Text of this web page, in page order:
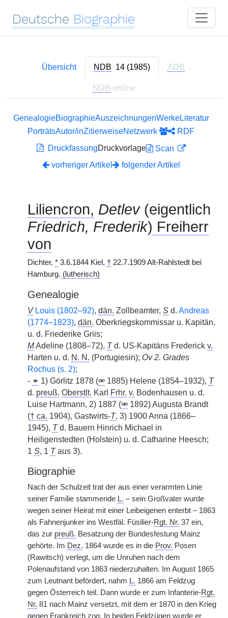
Deutsche Biographie
Übersicht NDB 14 (1985) ADB
NDB-online
GenealogieBiographieAuszeichnungenWerkeLiteratur
PorträtsAutor/inZitierweiseNetzwerk
RDF
DruckfassungDruckvorlage
Scan
vorheriger Artikel
folgender Artikel
Liliencron, Detlev(eigentlich
Friedrich, Frederik) Freiherr
von
Dichter, * 3.6.1844 Kiel, † 22.7.1909 Alt-Rahlstedt bei
Hamburg. (lutherisch)
Genealogie
V Louis (1802–92), dän. Zollbeamter, S d. Andreas
(1774–1823), dän. Oberkriegskommissar u. Kapitän,
u. d. Friederike Griis;
MAdeline (1808–72), Td. US-Kapitäns Frederick v.
Harten u. d. N. N. (Portugiesin); Ov 2. Grades
Rochus (s. 2);
- ⚭ 1) Görlitz 1878 (⚮ 1885) Helene (1854–1932), T
d. preuß. Oberstlt. Karl Frhr. v. Bodenhausen u. d.
Luise Hartmann, 2) 1887 (⚮ 1892) Augusta Brandt
(† ca. 1904), Gastwirts-T, 3) 1900 Anna (1866–
1945), Td. Bauern Hinrich Michael in
Heiligenstedten (Holstein) u. d. Catharine Heesch;
1 S, 1 Taus 3).
Biographie
Nach der Schulzeit trat der aus einer verarmten Linie
seiner Familie stammende L. – sein Großvater wurde
wegen seiner Heirat mit einer Leibeigenen enterbt – 1863
als Fahnenjunker ins Westfäl. Füsilier-Rgt. Nr. 37 ein,
das zur preuß. Besatzung der Bundesfestung Mainz
gehörte. Im Dez. 1864 wurde es in die Prov. Posen
(Rawitsch) verlegt, um die Unruhen nach dem
Polenaufstand von 1863 niederzuhalten. Im August 1865
zum Leutnant befördert, nahm L. 1866 am Feldzug
gegen Österreich teil. Dann wurde er zum Infanterie-Rgt.
Nr. 81 nach Mainz versetzt, mit dem er 1870 in den Krieg
gegen Frankreich zog. In beiden Feldzügen wurde er